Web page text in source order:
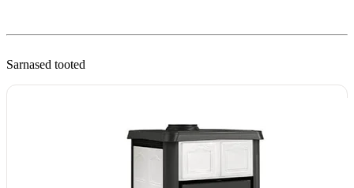
Sarnased tooted